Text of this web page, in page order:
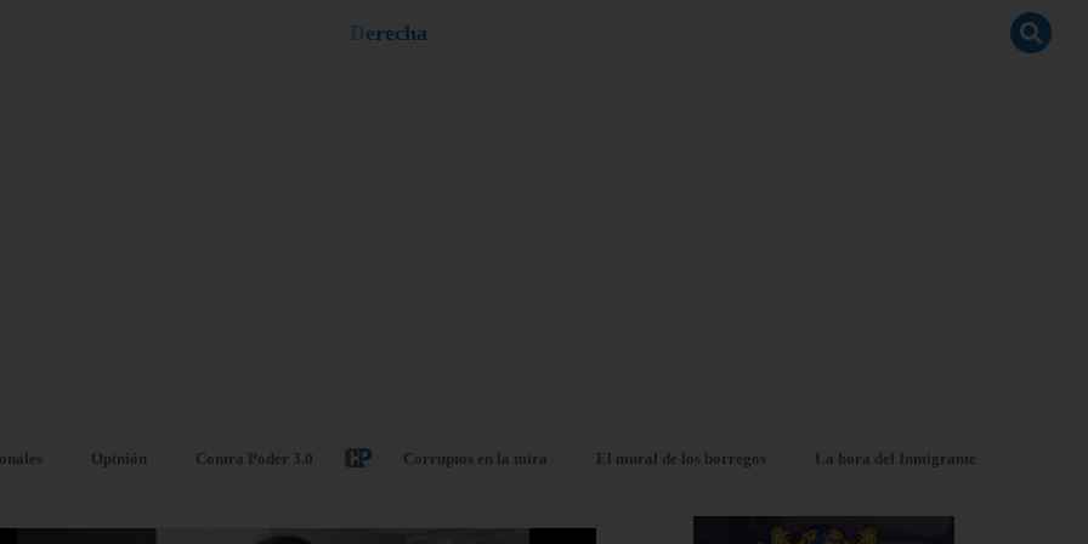
Opinión Contra Poder 3.0 Corruptos en la mira El mural de los borregos La hora del Inmigrante